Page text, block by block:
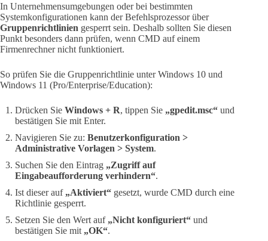
In Unternehmensumgebungen oder bei bestimmten
Systemkonfigurationen kann der Befehlsprozessor über
Gruppenrichtlinien gesperrt sein. Deshalb sollten Sie diesen
Punkt besonders dann prüfen, wenn CMD auf einem
Firmenrechner nicht funktioniert.
So prüfen Sie die Gruppenrichtlinie unter Windows 10 und
Windows 11 (Pro/Enterprise/Education):
Drücken Sie Windows + R, tippen Sie „gpedit.msc“ und
bestätigen Sie mit Enter.
Navigieren Sie zu: Benutzerkonfiguration >
Administrative Vorlagen > System.
Suchen Sie den Eintrag „Zugriff auf
Eingabeaufforderung verhindern“.
Ist dieser auf „Aktiviert“ gesetzt, wurde CMD durch eine
Richtlinie gesperrt.
Setzen Sie den Wert auf „Nicht konfiguriert“ und
bestätigen Sie mit „OK“.